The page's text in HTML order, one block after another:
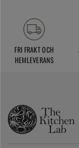
FRI FRAKT OCH
HEMLEVERANS